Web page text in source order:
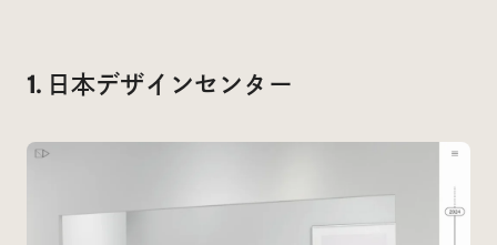
@iDID_team 平日ほぼ毎日投稿中！
1. 日本デザインセンター